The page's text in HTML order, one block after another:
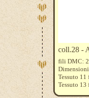
coll.28 -
fili DMC:
Tessuto
Tessuto